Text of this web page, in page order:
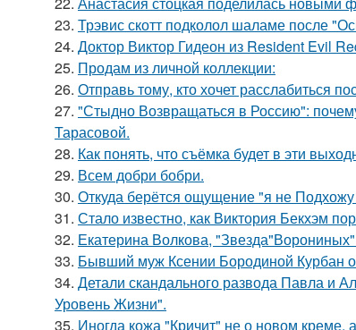
23. Трэвис скотт подколол шаламе после
24. Доктор Виктор Гидеон из Resident Evil
25. Продам из личной коллекции:
26. Отправь тому, кто хочет расслабиться
27. "Стыдно Возвращаться в Россию":
Тарасовой.
28. Как понять, что съёмка будет в эти
29. Всем добри бобри.
30. Откуда берётся ощущение "я не
31. Стало известно, как Виктория Бекхэм
32. Екатерина Волкова,
33. Бывший муж Ксении Бородиной Курбан
34. Детали скандального развода Павла и
Уровень Жизни".
35. Иногда кожа "Кричит" не о новом креме,